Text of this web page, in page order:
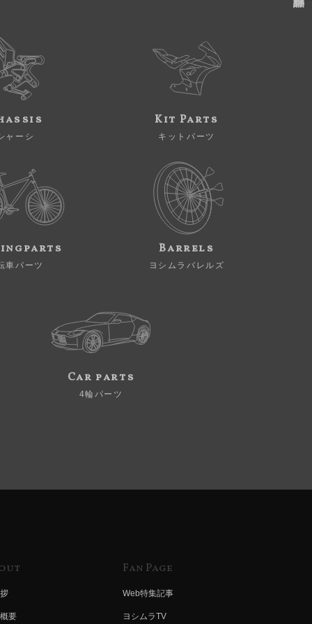
ャーシ
Kit Parts
キットパーツ
車パーツ
Barrels
ヨシムラバレルズ
Car parts
4輪パーツ
要
Fan Page
Web特集記事
ヨシムラTV